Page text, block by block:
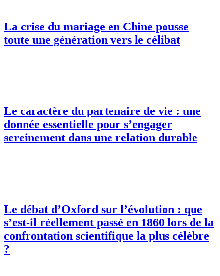
La crise du mariage en Chine pousse
toute une génération vers le célibat
Le caractère du partenaire de vie : une
donnée essentielle pour s’engager
sereinement dans une relation durable
Le débat d’Oxford sur l’évolution : que
s’est-il réellement passé en 1860 lors de la
confrontation scientifique la plus célèbre
?